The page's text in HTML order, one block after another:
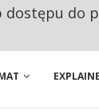
dostępu do